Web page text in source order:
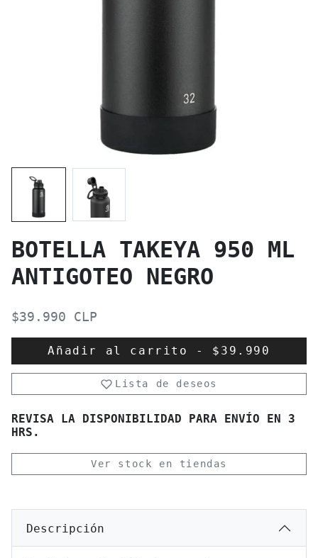
BOTELLA TAKEYA 950 ML
ANTIGOTEO NEGRO
$39.990 CLP
Añadir al carrito - $39.990
Lista de deseos
REVISA LA DISPONIBILIDAD PARA ENVÍO EN 3
HRS.
Ver stock en tiendas
Descripción